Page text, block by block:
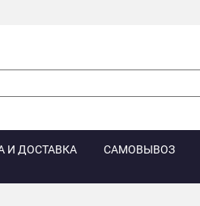
И ДОСТАВКА САМОВЫВОЗ